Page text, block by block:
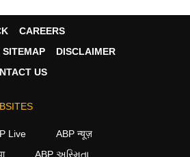
है?
आप किसी भी इलेक्ट्रॉनिक उपकरण को
ऐप या वॉयस असिस्टेंट के जरिए कंट्रोल
CAREERS
SITEMAP
DISCLAIMER
US
Live
ABP न्यूज़
ABP અસ્મિતા